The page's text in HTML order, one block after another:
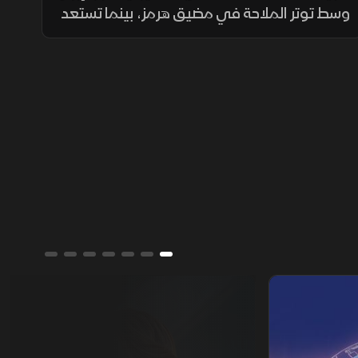
وسط توتر الملاحة في مضيق هرمز، بينما تستعد
أوروبا لمناقشة أزمة الهجرة في إسبانيا، بالتزامن